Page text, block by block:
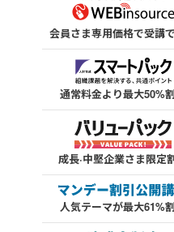
会員さま専用価格で受講
通常料金より最大50%
成長·中堅企業さま限定
人気テーマが最大61%